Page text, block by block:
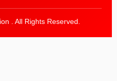
. All Rights Reserved.